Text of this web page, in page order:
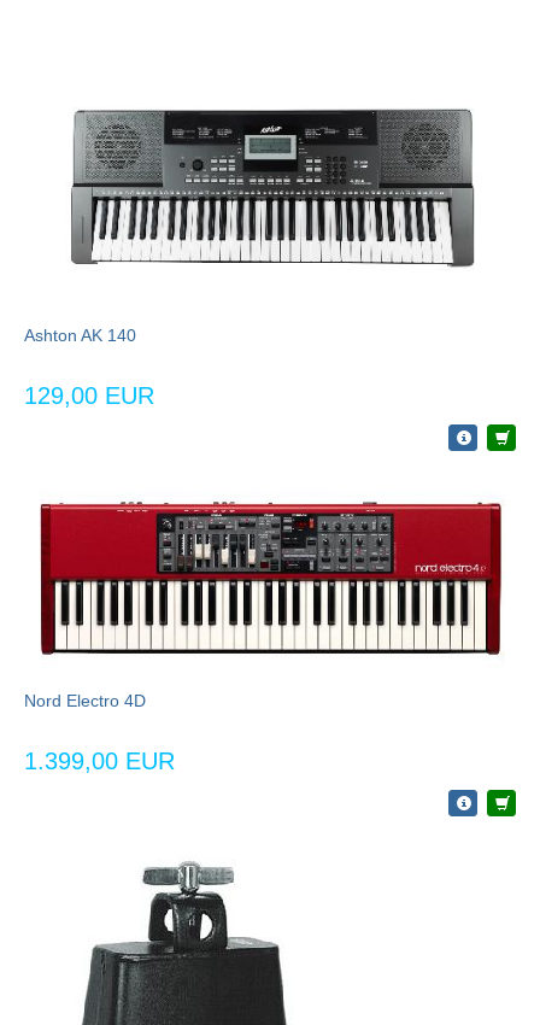
Ashton AK 140
129,00 EUR
Nord Electro 4D
1.399,00 EUR